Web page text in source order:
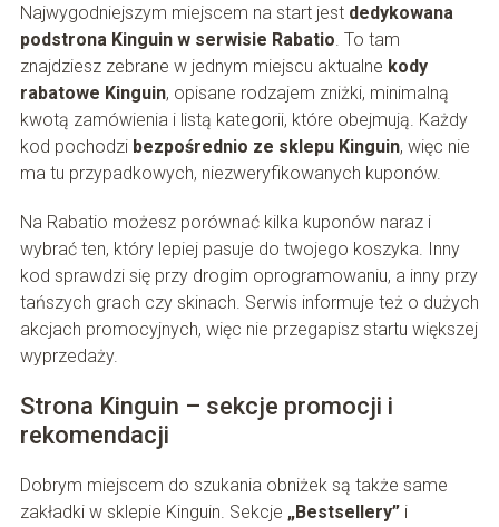
Najwygodniejszym miejscem na start jest dedykowana
podstrona Kinguin w serwisie Rabatio. To tam
znajdziesz zebrane w jednym miejscu aktualne kody
rabatowe Kinguin, opisane rodzajem zniżki, minimalną
kwotą zamówienia i listą kategorii, które obejmują. Każdy
kod pochodzi bezpośrednio ze sklepu Kinguin, więc nie
ma tu przypadkowych, niezweryfikowanych kuponów.
Na Rabatio możesz porównać kilka kuponów naraz i
wybrać ten, który lepiej pasuje do twojego koszyka. Inny
kod sprawdzi się przy drogim oprogramowaniu, a inny przy
tańszych grach czy skinach. Serwis informuje też o dużych
akcjach promocyjnych, więc nie przegapisz startu większej
wyprzedaży.
Strona Kinguin – sekcje promocji i
rekomendacji
Dobrym miejscem do szukania obniżek są także same
zakładki w sklepie Kinguin. Sekcje „Bestsellery”i